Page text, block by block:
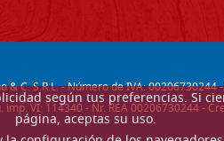
según tus preferencias. Si
página, aceptas su uso.
C. S.R.L. - Número de IVA: 00206730244
imp. VI: 114340 - Nr. REA 00206730244 -